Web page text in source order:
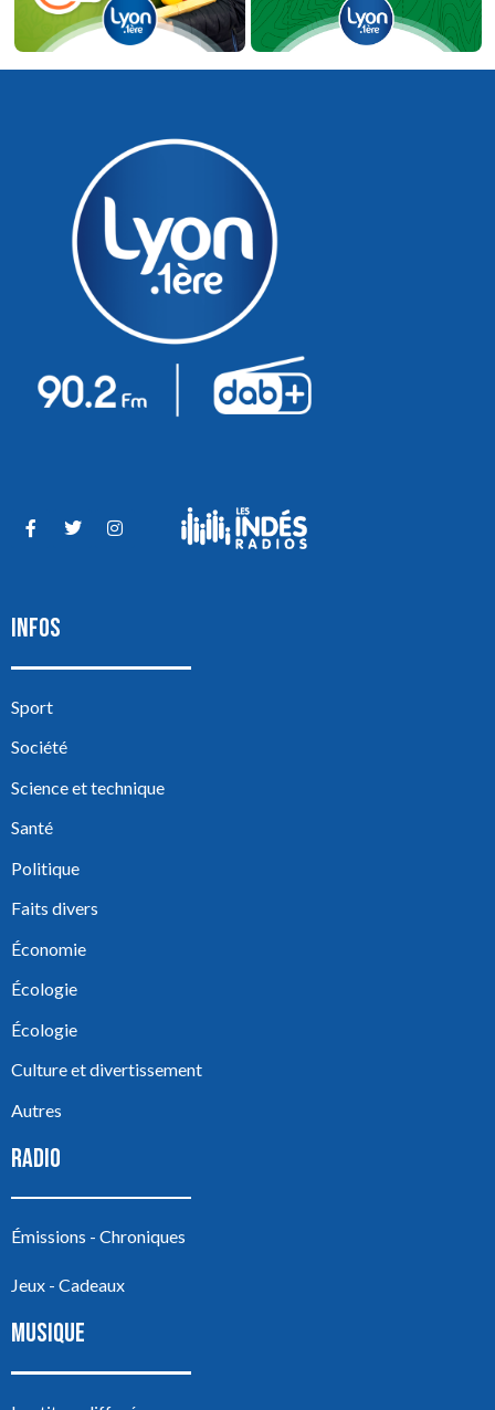
INFOS
Sport
Société
Science et technique
Santé
Politique
Faits divers
Économie
Écologie
Écologie
Culture et divertissement
Autres
RADIO
Émissions - Chroniques
Jeux - Cadeaux
MUSIQUE